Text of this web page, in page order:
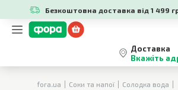
Безкоштовна доставка від 1 499
Доставка
Вкажіть
fora.ua Соки та напої
Солодка вода